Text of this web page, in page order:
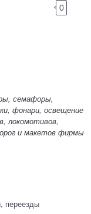
0
семафоры,
фонари, освещение
локомотивов,
и макетов фирмы
переезды